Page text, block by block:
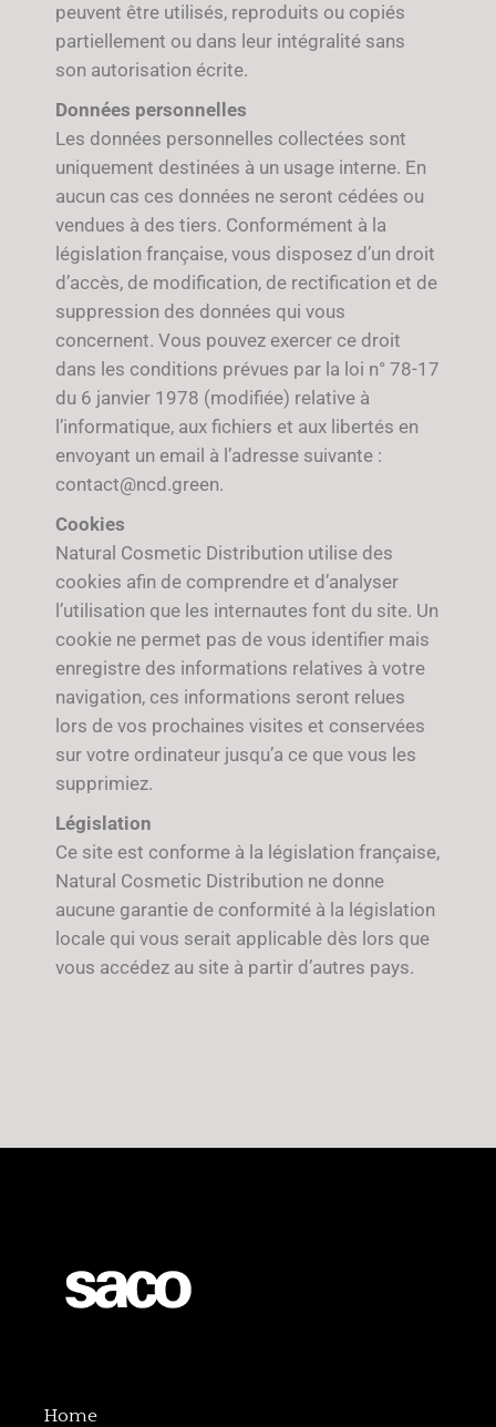
peuvent être utilisés, reproduits ou copiés
partiellement ou dans leur intégralité sans
son autorisation écrite.
Données personnelles
Les données personnelles collectées sont
uniquement destinées à un usage interne. En
aucun cas ces données ne seront cédées ou
vendues à des tiers. Conformément à la
législation française, vous disposez d’un droit
d’accès, de modification, de rectification et de
suppression des données qui vous
concernent. Vous pouvez exercer ce droit
dans les conditions prévues par la loi n° 78-17
du 6 janvier 1978 (modifiée) relative à
l’informatique, aux fichiers et aux libertés en
envoyant un email à l’adresse suivante :
contact@ncd.green.
Cookies
Natural Cosmetic Distribution utilise des
cookies afin de comprendre et d’analyser
l’utilisation que les internautes font du site. Un
cookie ne permet pas de vous identifier mais
enregistre des informations relatives à votre
navigation, ces informations seront relues
lors de vos prochaines visites et conservées
sur votre ordinateur jusqu’a ce que vous les
supprimiez.
Législation
Ce site est conforme à la législation française,
Natural Cosmetic Distribution ne donne
aucune garantie de conformité à la législation
locale qui vous serait applicable dès lors que
vous accédez au site à partir d’autres pays.
Home